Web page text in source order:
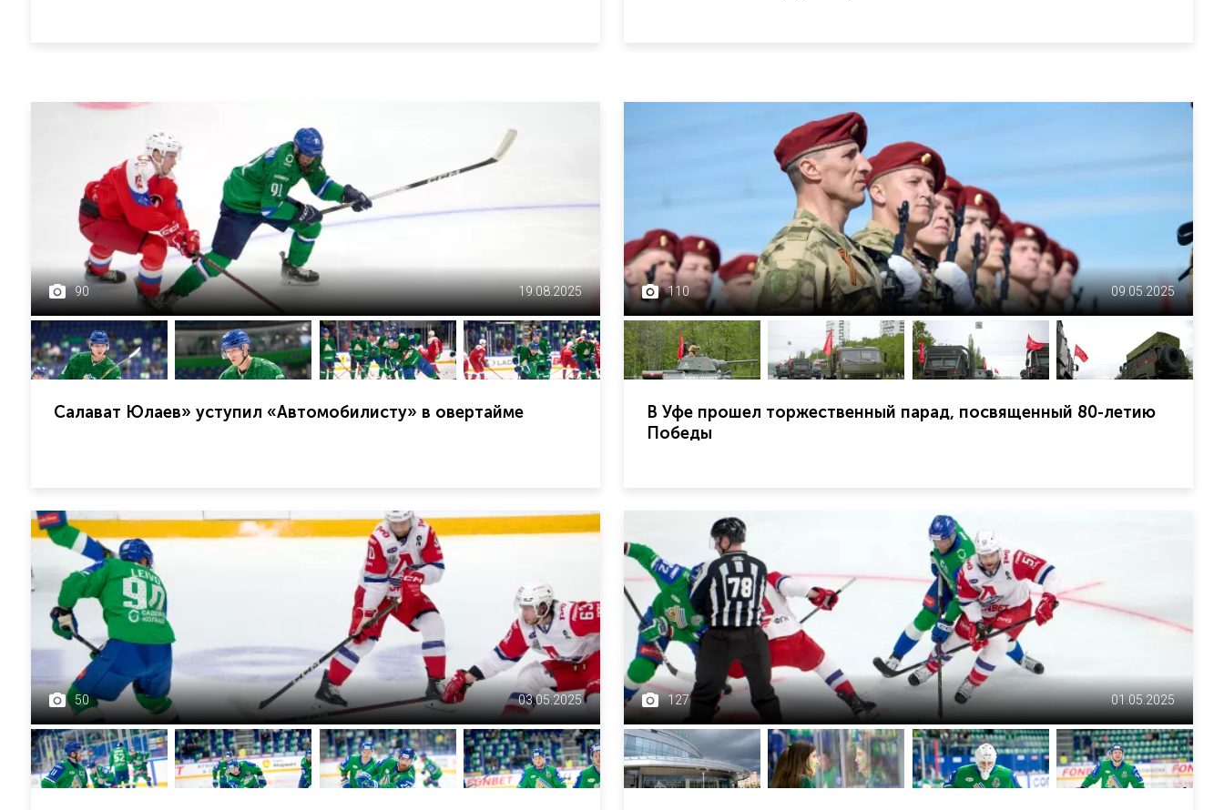
90 19.08.2025
Салават Юлаев» уступил «Автомобилисту» в овертайме
110 09.05.2025
В Уфе прошел торжественный парад, посвященный 80-летию
Победы
50 03.05.2025 127 01.05.2025